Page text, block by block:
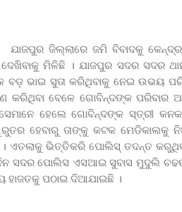
ଯାଜପୁର ଜିଲ୍ଲାରେ ଜମି ବିବାଦକୁ
ମିଳିଛି । ଯାଜପୁର ସଦର ସଦର
ବଡ଼ ଭାଇ ସୁତା କରିଥିବାକୁ ନେଇ ଉଭୟ
କରିଥିବା ବେଳେ ଗୋବିନ୍ଦଙ୍କ ପରିବାର
ହେଲେ ଗୋବିନ୍ଦଙ୍କ ସ୍ତ୍ରୀ
ହେବାରୁ ତାଙ୍କୁ କଟକ ମେଡିକାଲକୁ
ଏତଲାକୁ ଭିତ୍ତିକରି ପୋଲିସ୍ ତଦନ୍ତ
ଦିନ ସଦର ପୋଲିସ ଏସଆଇ ସୁବାସ ମୁଦୁଲି
ହାଜତକୁ ପଠାଇ ଦିଆଯାଇଛି ।